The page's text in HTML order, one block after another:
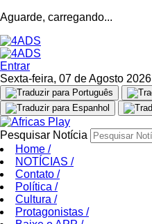
Aguarde, carregando...
Entrar
Sexta-feira, 07 de Agosto 2026
Pesquisar Notícia
Home /
NOTÍCIAS /
Contato /
Política /
Cultura /
Protagonistas /